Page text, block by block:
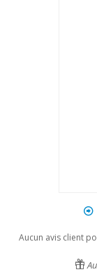
Aucun avis client